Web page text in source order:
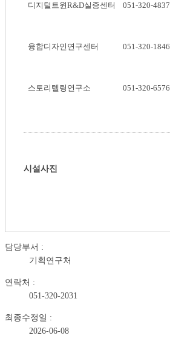
디지털트윈R&D실증센터 051-320-4837
융합디자인연구센터 051-320-1846
스토리텔링연구소 051-320-6576
시설사진
담당부서 :
기획연구처
연락처 :
051-320-2031
최종수정일 :
2026-06-08